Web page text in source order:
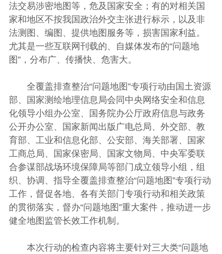
法交易涉密地图等，危及国家安全；有的对相关国
家和地区不按我国政治外交主张进行标示，以及非
法测图、编图、提供地图服务等，损害国家利益。
尤其是一些互联网刊载的、自媒体发布的“问题地
图”，分布广、传播快、危害大。
全覆盖排查整治“问题地图”专项行动由国土资源
部、国家测绘地理信息局会同中央网络安全和信息
化领导小组办公室、国务院办公厅政府信息与政务
公开办公室、国家新闻出版广电总局、外交部、教
育部、工业和信息化部、公安部、海关部署、国家
工商总局、国家保密局、国家文物局、中央军委联
合参谋部战场环境保障局等部门成立领导小组，组
织、协调、指导全覆盖排查整治“问题地图”专项行动
工作，督促各地、各有关部门专项行动和相关政策
的贯彻落实，督办“问题地图”重大案件，推动进一步
健全地图监管长效工作机制。
本次行动的检查内容将主要针对三大类“问题地